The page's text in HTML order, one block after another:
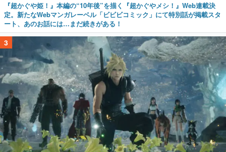
『超かぐや姫！』本編の“10年後”を描く『超かぐやメシ！』Web連載決
定。新たなWebマンガレーベル「ビビビコミック」にて特別話が掲載スタ
ート、あのお話には…まだ続きがある！
3